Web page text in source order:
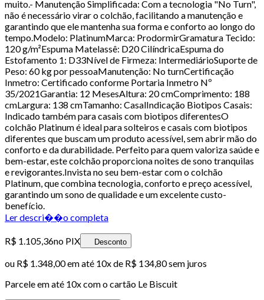
muito.- Manutenção Simplificada: Com a tecnologia "No Turn",
não é necessário virar o colchão, facilitando a manutenção e
garantindo que ele mantenha sua forma e conforto ao longo do
tempo.Modelo: PlatinumMarca: ProdormirGramatura Tecido:
120 g/m²Espuma Matelassê: D20 CilíndricaEspuma do
Estofamento 1: D33Nível de Firmeza: IntermediárioSuporte de
Peso: 60 kg por pessoaManutenção: No turnCertificação
Inmetro: Certificado conforme Portaria Inmetro Nº
35/2021Garantia: 12 MesesAltura: 20 cmComprimento: 188
cmLargura: 138 cmTamanho: CasalIndicação Biotipos Casais:
Indicado também para casais com biotipos diferentesO
colchão Platinum é ideal para solteiros e casais com biotipos
diferentes que buscam um produto acessível, sem abrir mão do
conforto e da durabilidade. Perfeito para quem valoriza saúde e
bem-estar, este colchão proporciona noites de sono tranquilas
e revigorantes.Invista no seu bem-estar com o colchão
Platinum, que combina tecnologia, conforto e preço acessível,
garantindo um sono de qualidade e um excelente custo-
benefício.
Ler descri��o completa
R$ 1.105,36no PIX Desconto
ou R$ 1.348,00em até 10x de R$ 134,80 sem juros
Parcele em até 10x com o cartão Le Biscuit